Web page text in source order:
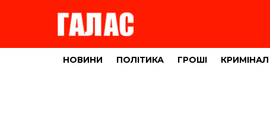
НОВИНИ ПОЛІТИКА ГРОШІ КРИМІНАЛ